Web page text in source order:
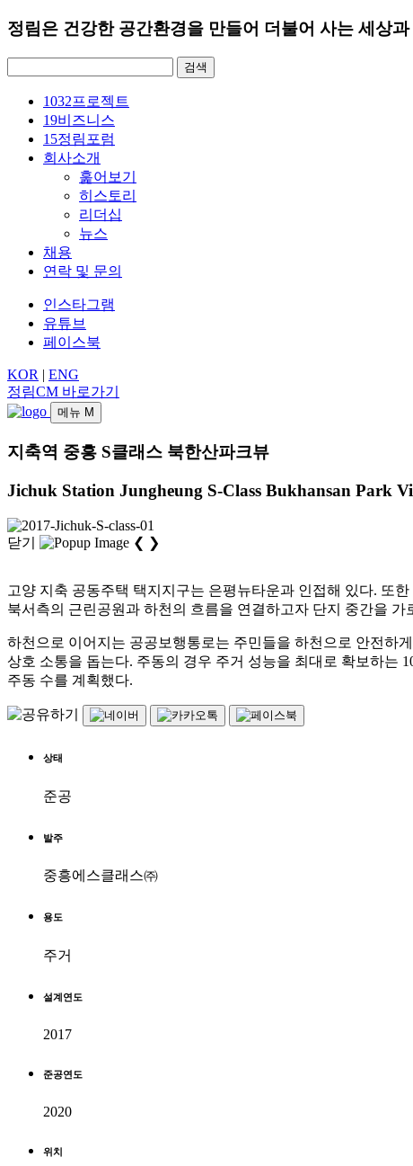
정림은 건강한 공간환경을 만들어 더불어 사는 세상
1032프로젝트
19비즈니스
15정림포럼
회사소개
훑어보기
히스토리
리더십
뉴스
채용
연락 및 문의
인스타그램
유튜브
페이스북
KOR | ENG
정림CM 바로가기
메뉴 M
지축역 중흥 S클래스 북한산파크뷰
Jichuk Station Jungheung S-Class Bukhansan Park
닫기 ❮ ❯
고양 지축 공동주택 택지지구는 은평뉴타운과 인접해 있다. 또
북서측의 근린공원과 하천의 흐름을 연결하고자 단지 중간을
하천으로 이어지는 공공보행통로는 주민들을 하천으로 안전하
상호 소통을 돕는다. 주동의 경우 주거 성능을 최대로 확보하는
주동 수를 계획했다.
상태
준공
발주
중흥에스클래스㈜
용도
주거
설계연도
2017
준공연도
2020
위치